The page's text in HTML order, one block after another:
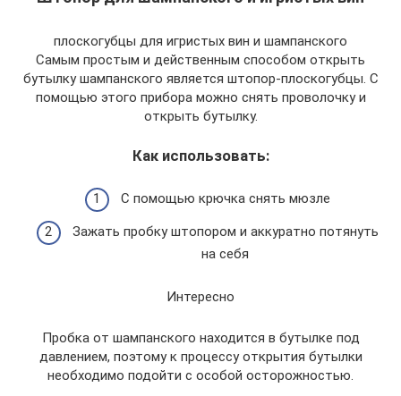
плоскогубцы для игристых вин и шампанского
Самым простым и действенным способом открыть
бутылку шампанского является штопор-плоскогубцы. С
помощью этого прибора можно снять проволочку и
открыть бутылку.
Как использовать:
С помощью крючка снять мюзле
Зажать пробку штопором и аккуратно потянуть
на себя
Интересно
Пробка от шампанского находится в бутылке под
давлением, поэтому к процессу открытия бутылки
необходимо подойти с особой осторожностью.